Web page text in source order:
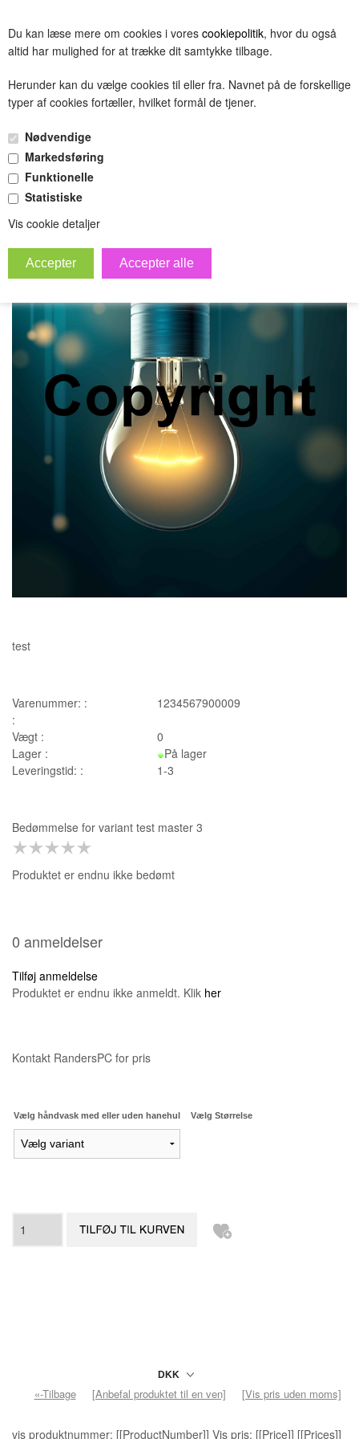
Du kan læse mere om cookies i vores cookiepolitik, hvor du også
altid har mulighed for at trække dit samtykke tilbage.
Herunder kan du vælge cookies til eller fra. Navnet på de forskellige
typer af cookies fortæller, hvilket formål de tjener.
Nødvendige
Markedsføring
Funktionelle
Statistiske
Vis cookie detaljer
(0.00 DKK)
variant test master 3
Forside»Hovedgruppe
test
Varenummer: :
1234567900009
:
Vægt :
0
Lager :
På lager
Leveringstid: :
1-3
Bedømmelse for variant test master 3
Produktet er endnu ikke bedømt
0 anmeldelser
Tilføj anmeldelse
Produktet er endnu ikke anmeldt. Klik her
Kontakt RandersPC for pris
Vælg håndvask med eller uden hanehul Vælg Størrelse
«-Tilbage [Anbefal produktet til en ven] [Vis pris uden moms]
vis produktnummer: [[ProductNumber]] Vis pris: [[Price]] [[Prices]]